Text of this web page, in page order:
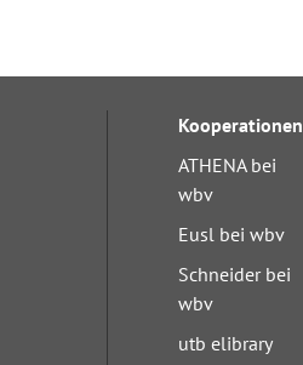
Kooperationen
ATHENA bei
wbv
Eusl bei wbv
Schneider bei
wbv
utb elibrary